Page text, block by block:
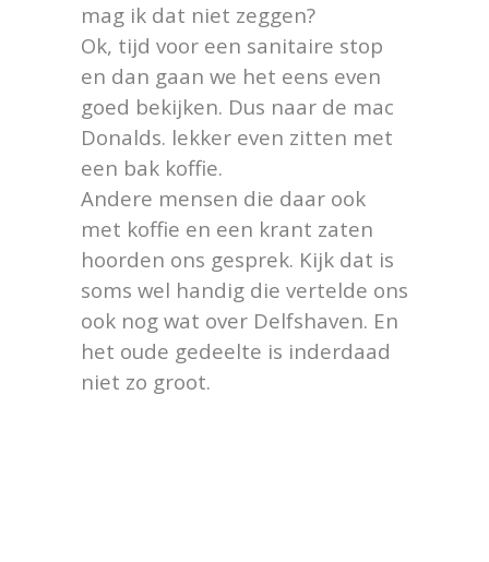
mag ik dat niet zeggen?
Ok, tijd voor een sanitaire stop
en dan gaan we het eens even
goed bekijken. Dus naar de mac
Donalds. lekker even zitten met
een bak koffie.
Andere mensen die daar ook
met koffie en een krant zaten
hoorden ons gesprek. Kijk dat is
soms wel handig die vertelde ons
ook nog wat over Delfshaven. En
het oude gedeelte is inderdaad
niet zo groot.